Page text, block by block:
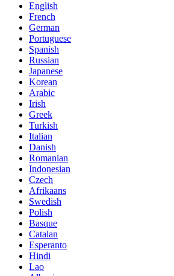
English
French
German
Portuguese
Spanish
Russian
Japanese
Korean
Arabic
Irish
Greek
Turkish
Italian
Danish
Romanian
Indonesian
Czech
Afrikaans
Swedish
Polish
Basque
Catalan
Esperanto
Hindi
Lao